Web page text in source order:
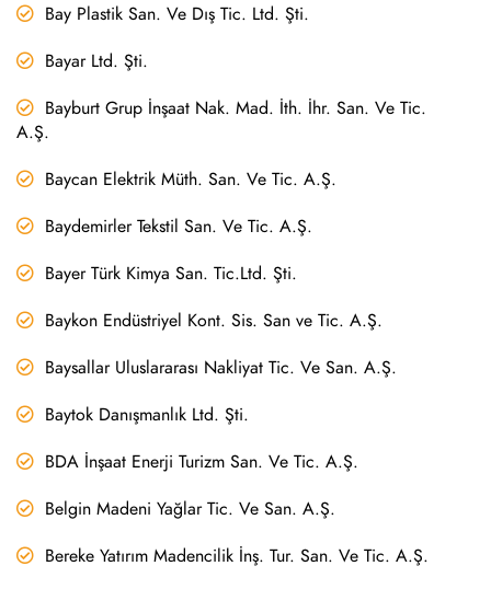
Bay Plastik San. Ve Dış Tic. Ltd. Şti.
Bayar Ltd. Şti.
Bayburt Grup İnşaat Nak. Mad. İth. İhr. San. Ve Tic.
A.Ş.
Baycan Elektrik Müth. San. Ve Tic. A.Ş.
Baydemirler Tekstil San. Ve Tic. A.Ş.
Bayer Türk Kimya San. Tic.Ltd. Şti.
Baykon Endüstriyel Kont. Sis. San ve Tic. A.Ş.
Baysallar Uluslararası Nakliyat Tic. Ve San. A.Ş.
Baytok Danışmanlık Ltd. Şti.
BDA İnşaat Enerji Turizm San. Ve Tic. A.Ş.
Belgin Madeni Yağlar Tic. Ve San. A.Ş.
Bereke Yatırım Madencilik İnş. Tur. San. Ve Tic. A.Ş.